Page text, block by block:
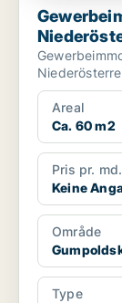
Areal
Ca. 60 m2
Pris pr. md.
Keine
Område
Type